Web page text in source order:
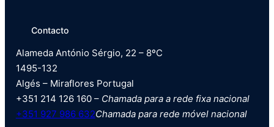
Contacto
Alameda António Sérgio, 22 – 8ºC
1495-132
Algés – Miraflores Portugal
+351 214 126 160 – Chamada para a rede fixa nacional
+351 927 986 632Chamada para rede móvel nacional